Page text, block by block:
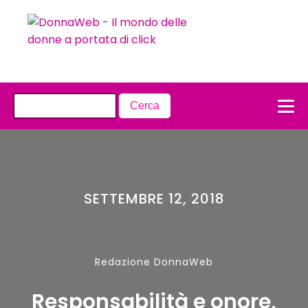
SETTEMBRE 12, 2018
Redazione DonnaWeb
Responsabilità e onore,